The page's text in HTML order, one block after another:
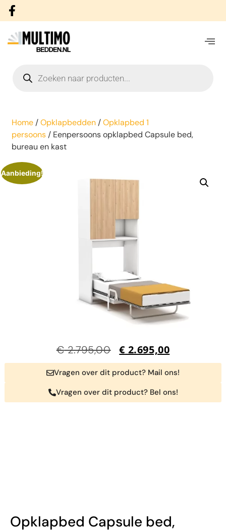
Home/Opklapbedden/Opklapbed 1
persoons/ Eenpersoons opklapbed Capsule bed,
bureau en kast
Aanbieding!
€2.795,00 € 2.695,00
Vragen over dit product? Mail ons!
Vragen over dit product? Bel ons!
Opklapbed Capsule bed,